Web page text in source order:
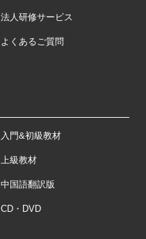
法人研修サービス
よくあるご質問
入門&初級教材
上級教材
中国語翻訳版
CD・DVD